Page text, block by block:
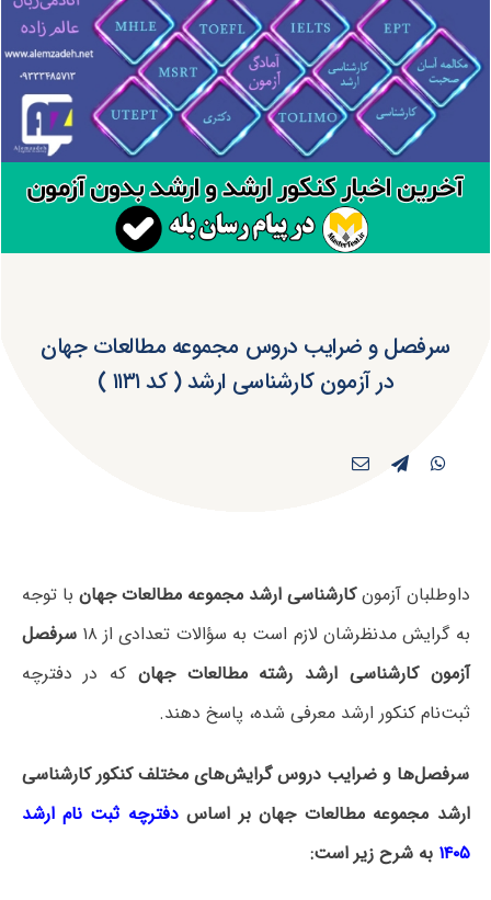
سرفصل و ضرایب دروس مجموعه مطالعات جهان
در آزمون کارشناسی ارشد ( کد ۱۱۳۱ )
داوطلبان آزمونکارشناسی ارشد مجموعه مطالعات جهان با توجه
به گرایش مدنظرشان لازم است به سؤالات تعدادی از ۱۸
سرفصل
آزمون کارشناسی ارشد رشته مطالعات جهان که در دفترچه‌
ثبت‌نام کنکور ارشد معرفی شده، پاسخ دهند.
سرفصل‌ها و ضرایب دروس گرایش‌های مختلف کنکور کارشناسی
ارشد مجموعه مطالعات جهان بر اساسدفترچه ثبت نام ارشد
۱۴۰۵ به شرح زیر است: